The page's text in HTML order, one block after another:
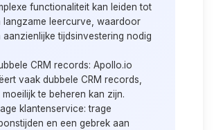
functionaliteit kan leiden tot
langzame leercurve, waardoor
aanzienlijke tijdsinvestering nodig
CRM records: Apollo.io
vaak dubbele CRM records,
moeilijk te beheren kan zijn.
klantenservice: trage
en een gebrek aan